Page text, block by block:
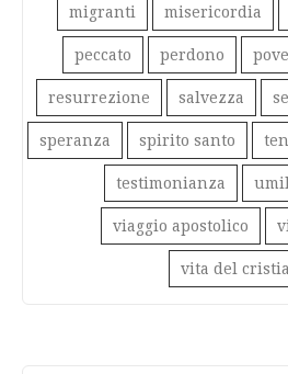
migranti misericordia
peccato perdono
resurrezione salvezza
speranza spirito santo
testimonianza
viaggio apostolico
vita del